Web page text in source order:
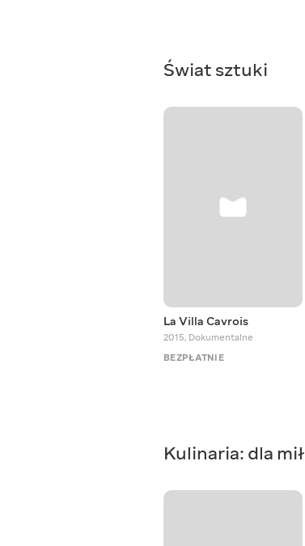
Świat sztuki
La Villa Cavrois
2015, Dokumentalne
BEZPŁATNIE
Kulinaria: dla